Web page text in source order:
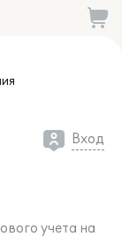
Вход
учета на